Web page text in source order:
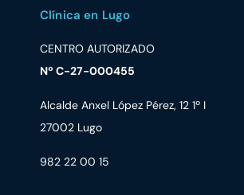
Clínica en Lugo
CENTRO AUTORIZADO
Nº C-27-000455
Alcalde Anxel López Pérez, 12 1º I
27002 Lugo
982 22 00 15